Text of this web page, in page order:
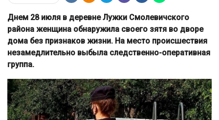
Днем 28 июля в деревне Лужки Смолевичского
района женщина обнаружила своего зятя во дворе
дома без признаков жизни. На место происшествия
незамедлительно выбыла следственно-оперативная
группа.